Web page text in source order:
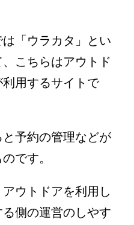
「ウラカタ」とい
こちらはアウトド
用するサイトで
予約の管理などが
です。
ウトドアを利用し
側の運営のしやす